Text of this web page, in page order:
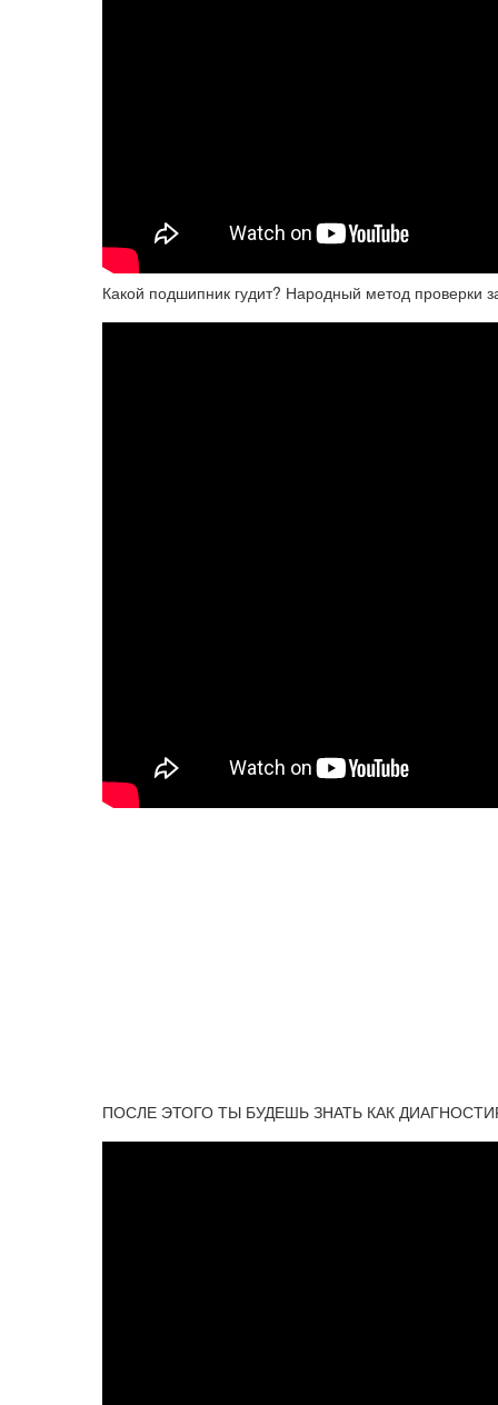
Какой подшипник гудит? Народный метод проверки
ПОСЛЕ ЭТОГО ТЫ БУДЕШЬ ЗНАТЬ КАК